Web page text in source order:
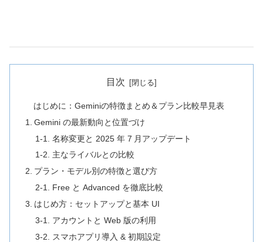
目次
はじめに：Geminiの特徴まとめ＆プラン比較早見表
1. Gemini の最新動向と位置づけ
1‑1. 名称変更と 2025 年 7 月アップデート
1‑2. 主なライバルとの比較
2. プラン・モデル別の特徴と選び方
2‑1. Free と Advanced を徹底比較
3. はじめ方：セットアップと基本 UI
3‑1. アカウントと Web 版の利用
3‑2. スマホアプリ導入 & 初期設定